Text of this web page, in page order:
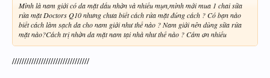
Mình là nam giới có da mặt dầu nhờn và nhiều mụn,mình mới mua 1 chai sữa
rửa mặt Doctors Q10 nhưng chưa biết cách rửa mặt đúng cách ? Có bạn nào
biết cách làm sạch da cho nam giới như thế nào ? Nam giới nên dùng sữa rửa
mặt nào?Cách trị nhờn da mặt nam tại nhà như thế nào ? Cám ơn nhiều
////////////////////////////////